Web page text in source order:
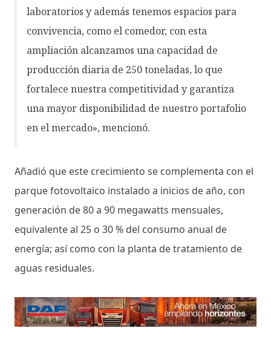
laboratorios y además tenemos espacios para
convivencia, como el comedor, con esta
ampliación alcanzamos una capacidad de
producción diaria de 250 toneladas, lo que
fortalece nuestra competitividad y garantiza
una mayor disponibilidad de nuestro portafolio
en el mercado», mencionó.
Añadió que este crecimiento se complementa con el
parque fotovoltaico instalado a inicios de año, con
generación de 80 a 90 megawatts mensuales,
equivalente al 25 o 30 % del consumo anual de
energía; así como con la planta de tratamiento de
aguas residuales.